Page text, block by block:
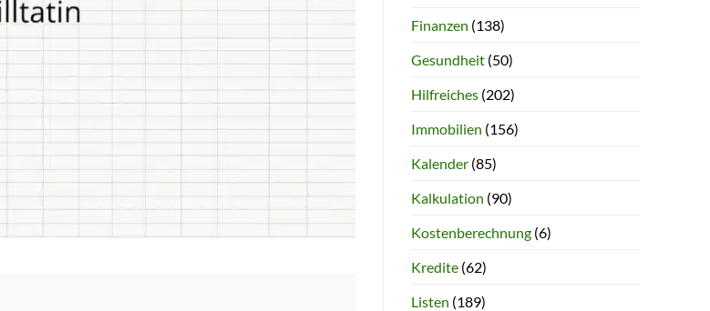
Finanzen (138)
Gesundheit(50)
Hilfreiches(202)
Immobilien (156)
Kalender(85)
Kalkulation (90)
Kostenberechnung(6)
Kredite(62)
Listen (189)